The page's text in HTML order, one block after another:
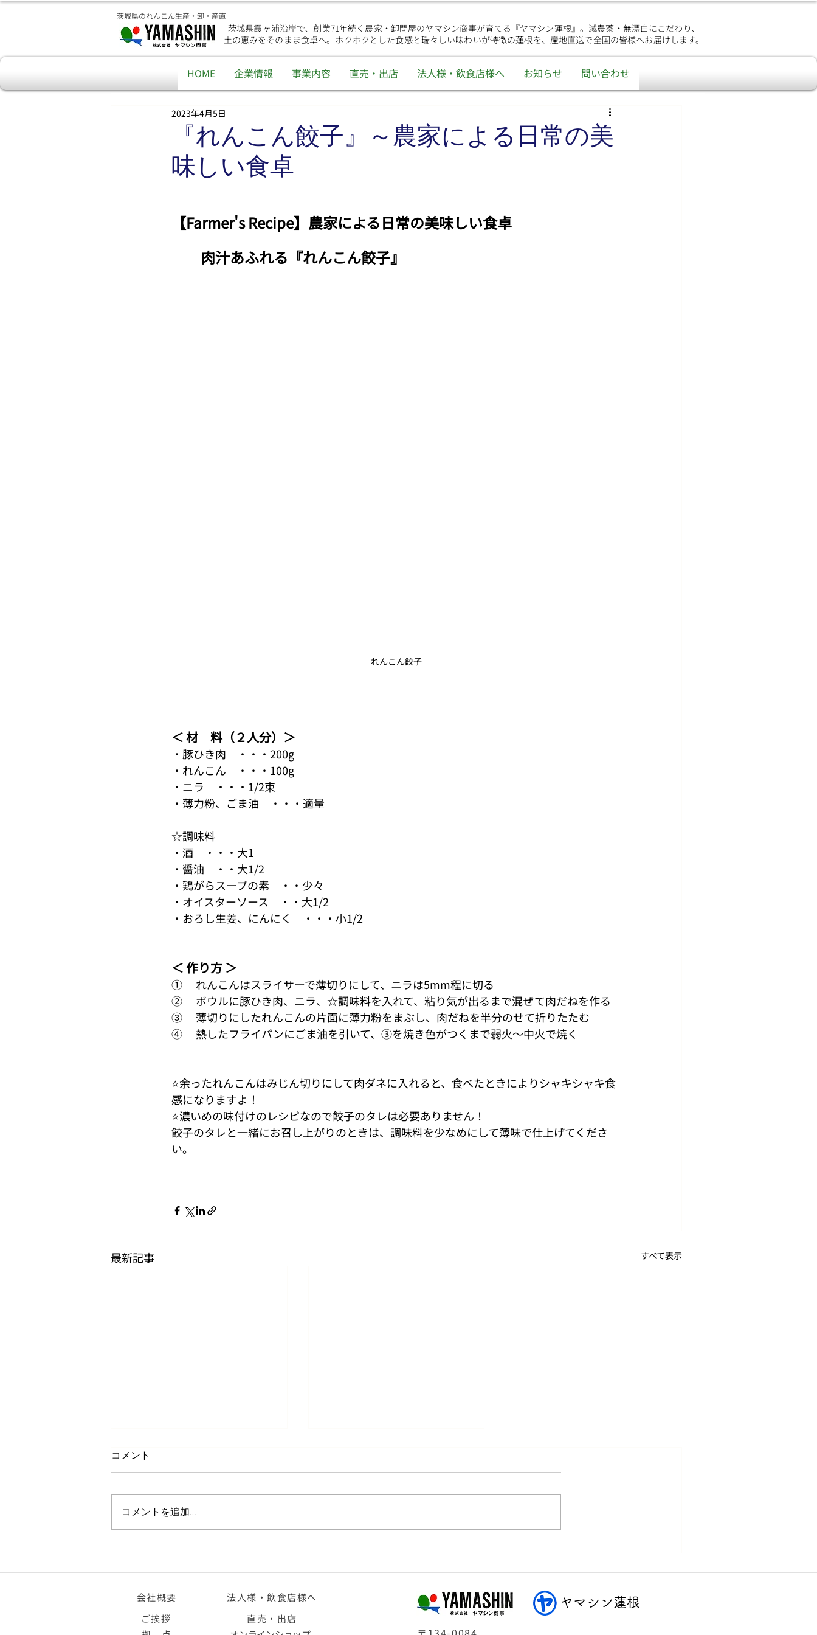
茨城県のれんこん生産・卸・産直
茨城県霞ヶ浦沿岸で、創業71年続く農家・卸問屋のヤマシン商事が育てる『ヤマシン蓮根』。減農薬・無漂白にこだわり、
土の恵みをそのまま食卓へ。ホクホクとした食感と瑞々しい味わいが特徴の蓮根を、産地直送で全国の皆様へお届けします。
HOME 企業情報 事業内容 直売・出店 法人様・飲食店様へ お知らせ 問い合わせ
『れんこん餃子』～農家による日常の美
味しい食卓
2023年4月5日
【Farmer's Recipe】農家による日常の美味しい食卓
肉汁あふれる『れんこん餃子』
れんこん餃子
＜ 材　料（２人分）＞
・豚ひき肉　・・・200g
・れんこん　・・・100g
・ニラ　・・・1/2束
・薄力粉、ごま油　・・・適量
☆調味料
・酒　・・・大1
・醤油　・・大1/2
・鶏がらスープの素　・・少々
・オイスターソース　・・大1/2
・おろし生姜、にんにく　・・・小1/2
＜ 作り方 ＞
①	れんこんはスライサーで薄切りにして、ニラは5mm程に切る
②	ボウルに豚ひき肉、ニラ、☆調味料を入れて、粘り気が出るまで混ぜて肉だねを作る
③	薄切りにしたれんこんの片面に薄力粉をまぶし、肉だねを半分のせて折りたたむ
④	熱したフライパンにごま油を引いて、③を焼き色がつくまで弱火～中火で焼く
⭐余ったれんこんはみじん切りにして肉ダネに入れると、食べたときによりシャキシャキ食
感になりますよ！
⭐濃いめの味付けのレシピなので餃子のタレは必要ありません！
餃子のタレと一緒にお召し上がりのときは、調味料を少なめにして薄味で仕上げてくださ
い。
最新記事 すべて表示
コメント
コメントを追加…
会社概要
ご挨拶
法人様・飲食店様へ
直売・出店
ヤマシン蓮根